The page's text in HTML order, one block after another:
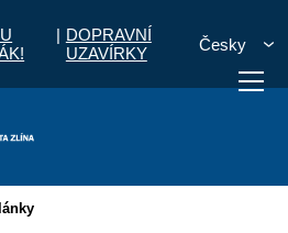
| DOPRAVNÍ
UZAVÍRKY
Česky
zaplatit